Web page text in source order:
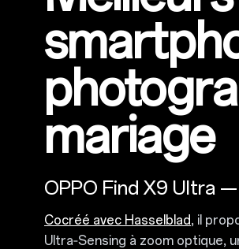
mariage
OPPO Find X9 Ultra
Cocréé avec Hasselblad, il
Ultra‑Sensing à zoom optique,